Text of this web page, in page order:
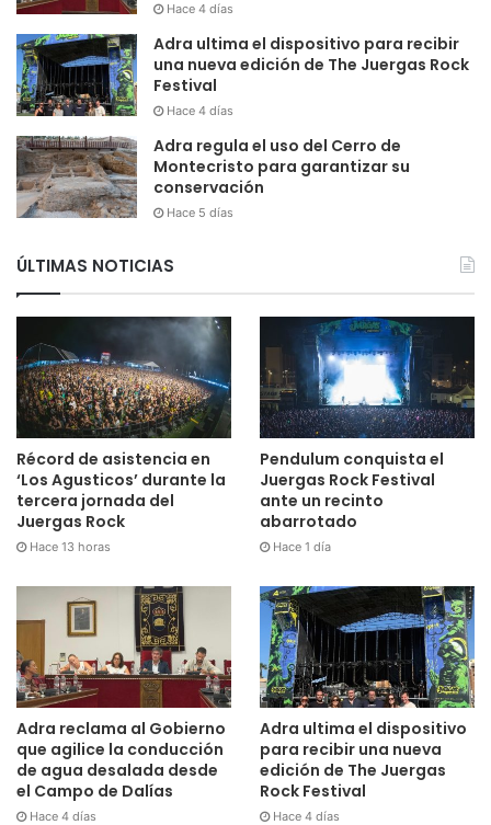
Hace 4 días
Adra ultima el dispositivo para recibir
una nueva edición de The Juergas Rock
Festival
Hace 4 días
Adra regula el uso del Cerro de
Montecristo para garantizar su
conservación
Hace 5 días
ÚLTIMAS NOTICIAS
Récord de asistencia en
‘Los Agusticos’ durante la
tercera jornada del
Juergas Rock
Hace 13 horas
Pendulum conquista el
Juergas Rock Festival
ante un recinto
abarrotado
Hace 1 día
Adra reclama al Gobierno
que agilice la conducción
de agua desalada desde
el Campo de Dalías
Hace 4 días
Adra ultima el dispositivo
para recibir una nueva
edición de The Juergas
Rock Festival
Hace 4 días